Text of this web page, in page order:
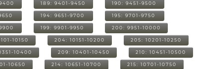
189: 9401-9450 190: 9451-9500
194: 9651-9700 195: 9701-9750
199: 9901-9950 200: 9951-10000
10150 204: 10151-10200 205: 10201-10250
10400 209: 10401-10450 210: 10451-10500
10650 214: 10651-10700 215: 10701-10750